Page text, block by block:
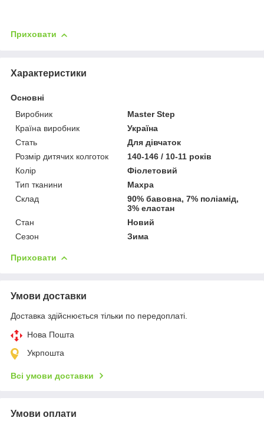
Приховати
Характеристики
Основні
Виробник
Master Step
Країна виробник
Україна
Стать
Для дівчаток
Розмір дитячих колготок
140-146 / 10-11 років
Колір
Фіолетовий
Тип тканини
Махра
Склад
90% бавовна, 7% поліамід,
3% еластан
Стан
Новий
Сезон
Зима
Приховати
Умови доставки
Доставка здійснюється тільки по передоплаті.
Нова Пошта
Укрпошта
Всі умови доставки
Умови оплати